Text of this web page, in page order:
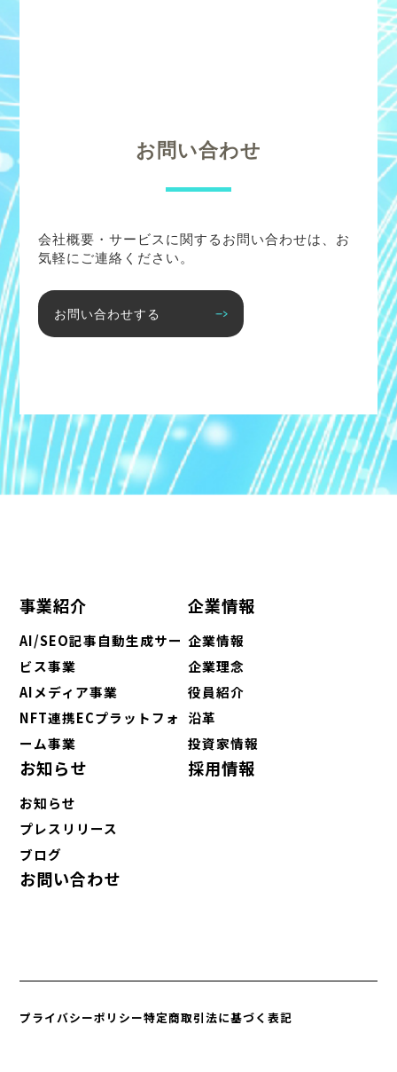
お問い合わせ
会社概要・サービスに関するお問い合わせは、お
気軽にご連絡ください。
お問い合わせする
事業紹介
AI/SEO記事自動生成サー
ビス事業
AIメディア事業
NFT連携ECプラットフォ
ーム事業
企業情報
企業情報
企業理念
役員紹介
沿革
投資家情報
お知らせ
お知らせ
プレスリリース
ブログ
採用情報
お問い合わせ
プライバシーポリシー特定商取引法に基づく表記